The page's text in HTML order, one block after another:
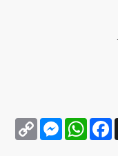
Copy
Link
MessengerWhatsAppFacebook